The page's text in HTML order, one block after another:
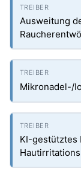
Ausweitung
Mikronadel-/
KI-gestütztes